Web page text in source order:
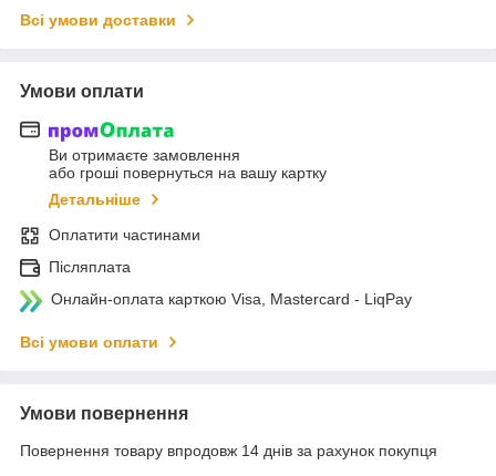
Всі умови доставки
Умови оплати
Ви отримаєте замовлення
або гроші повернуться на вашу картку
Детальніше
Оплатити частинами
Післяплата
Онлайн-оплата карткою Visa, Mastercard - LiqPay
Всі умови оплати
Умови повернення
Повернення товару впродовж 14 днів за рахунок покупця